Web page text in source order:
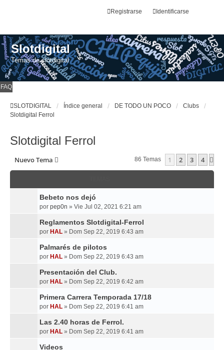
Identificarse
Registrarse
Slotdigital
Temas de slotdigital
FAQ
SLOTDIGITAL Índice general DE TODO UN POCO
Clubs
Slotdigital Ferrol
Slotdigital Ferrol
Nuevo Tema 86 Temas 1 2 3 4
Bebeto nos dejó
por pep0n » Vie Jul 02, 2021 6:21 am
Reglamentos Slotdigital-Ferrol
por HAL » Dom Sep 22, 2019 6:43 am
Palmarés de pilotos
por HAL » Dom Sep 22, 2019 6:43 am
Presentación del Club.
por HAL » Dom Sep 22, 2019 6:42 am
Primera Carrera Temporada 17/18
por HAL » Dom Sep 22, 2019 6:41 am
Las 2.40 horas de Ferrol.
por HAL » Dom Sep 22, 2019 6:41 am
Videos